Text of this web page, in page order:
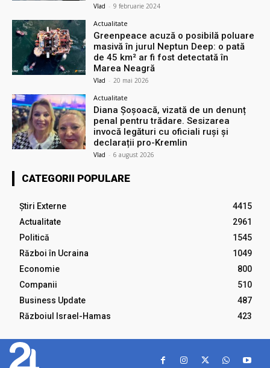
Vlad - 9 februarie 2024
Actualitate
Greenpeace acuză o posibilă poluare
masivă în jurul Neptun Deep: o pată
de 45 km² ar fi fost detectată în
Marea Neagră
Vlad - 20 mai 2026
Actualitate
Diana Șoșoacă, vizată de un denunț
penal pentru trădare. Sesizarea
invocă legături cu oficiali ruși și
declarații pro-Kremlin
Vlad - 6 august 2026
CATEGORII POPULARE
Știri Externe
4415
Actualitate
2961
Politică
1545
Război în Ucraina
1049
Economie
800
Companii
510
Business Update
487
Războiul Israel-Hamas
423